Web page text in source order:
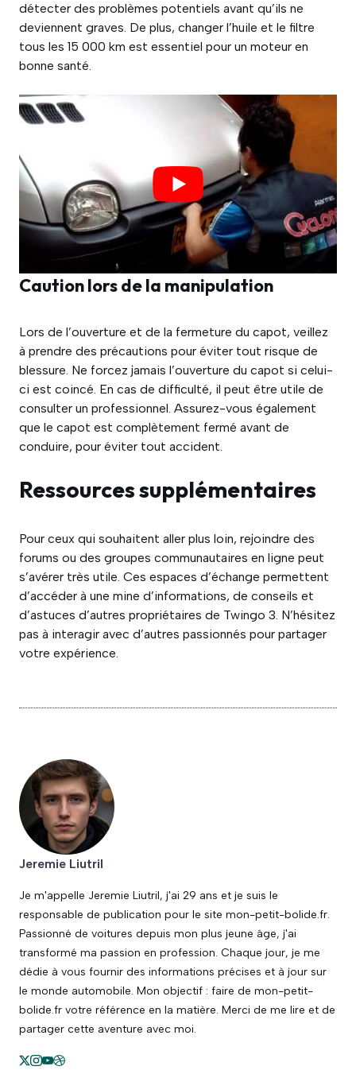
détecter des problèmes potentiels avant qu’ils ne
deviennent graves. De plus, changer l’huile et le filtre
tous les 15 000 km est essentiel pour un moteur en
bonne santé.
Caution lors de la manipulation
Lors de l’ouverture et de la fermeture du capot, veillez
à prendre des précautions pour éviter tout risque de
blessure. Ne forcez jamais l’ouverture du capot si celui-
ci est coincé. En cas de difficulté, il peut être utile de
consulter un professionnel. Assurez-vous également
que le capot est complètement fermé avant de
conduire, pour éviter tout accident.
Ressources supplémentaires
Pour ceux qui souhaitent aller plus loin, rejoindre des
forums ou des groupes communautaires en ligne peut
s’avérer très utile. Ces espaces d’échange permettent
d’accéder à une mine d’informations, de conseils et
d’astuces d’autres propriétaires de Twingo 3. N’hésitez
pas à interagir avec d’autres passionnés pour partager
votre expérience.
Jeremie Liutril
Je m'appelle Jeremie Liutril, j'ai 29 ans et je suis le
responsable de publication pour le site mon-petit-bolide.fr.
Passionné de voitures depuis mon plus jeune âge, j'ai
transformé ma passion en profession. Chaque jour, je me
dédie à vous fournir des informations précises et à jour sur
le monde automobile. Mon objectif : faire de mon-petit-
bolide.fr votre référence en la matière. Merci de me lire et de
partager cette aventure avec moi.